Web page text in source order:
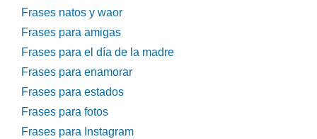
Frases natos y waor
Frases para amigas
Frases para el día de la madre
Frases para enamorar
Frases para estados
Frases para fotos
Frases para Instagram